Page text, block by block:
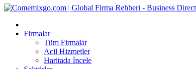
Firmalar
Tüm Firmalar
Acil Hizmetler
Haritada İncele